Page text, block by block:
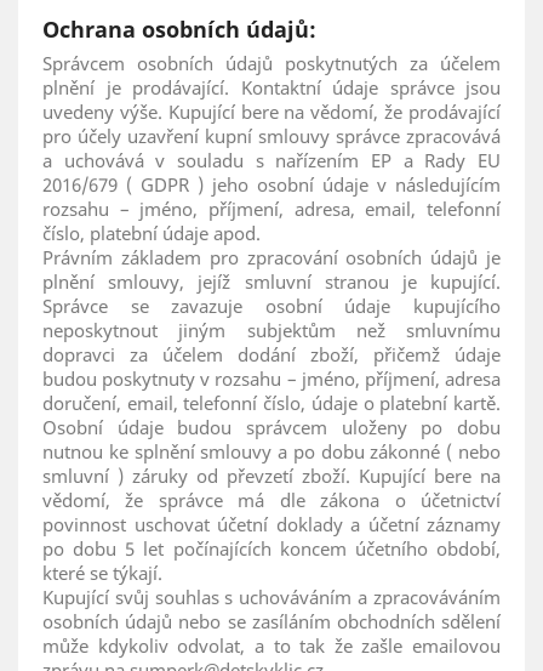
Ochrana osobních údajů:
Správcem osobních údajů poskytnutých za účelem
plnění je prodávající. Kontaktní údaje správce jsou
uvedeny výše. Kupující bere na vědomí, že prodávající
pro účely uzavření kupní smlouvy správce zpracovává
a uchovává v souladu s nařízením EP a Rady EU
2016/679 ( GDPR ) jeho osobní údaje v následujícím
rozsahu – jméno, příjmení, adresa, email, telefonní
číslo, platební údaje apod.
Právním základem pro zpracování osobních údajů je
plnění smlouvy, jejíž smluvní stranou je kupující.
Správce se zavazuje osobní údaje kupujícího
neposkytnout jiným subjektům než smluvnímu
dopravci za účelem dodání zboží, přičemž údaje
budou poskytnuty v rozsahu – jméno, příjmení, adresa
doručení, email, telefonní číslo, údaje o platební kartě.
Osobní údaje budou správcem uloženy po dobu
nutnou ke splnění smlouvy a po dobu zákonné ( nebo
smluvní ) záruky od převzetí zboží. Kupující bere na
vědomí, že správce má dle zákona o účetnictví
povinnost uschovat účetní doklady a účetní záznamy
po dobu 5 let počínajících koncem účetního období,
které se týkají.
Kupující svůj souhlas s uchováváním a zpracováváním
osobních údajů nebo se zasíláním obchodních sdělení
může kdykoliv odvolat, a to tak že zašle emailovou